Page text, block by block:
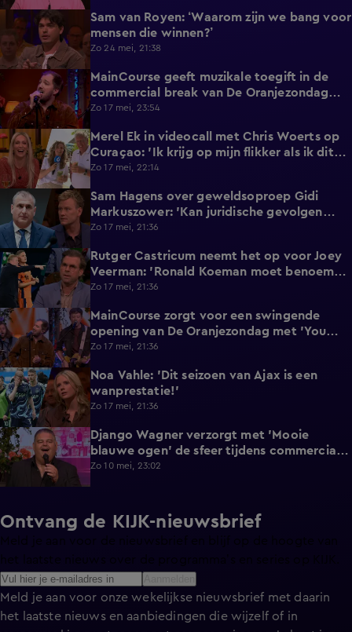
0:57
Sam van Royen: ‘Waarom zijn we bang voor
mensen die winnen?’
Zo 24 mei, 21:38
MainCourse geeft muzikale toegift in de
commercial break van De Oranjezondag
met 'Juliet'
Zo 17 mei, 23:54
3:19
Merel Ek in videocall met Chris Woerts op
Curaçao: 'Ik krijg op mijn flikker als ik dit
laat zien!'
Zo 17 mei, 22:14
8:40
Sam Hagens over geweldsoproep Gidi
Markuszower: 'Kan juridische gevolgen
hebben'
Zo 17 mei, 21:36
1:51
Rutger Castricum neemt het op voor Joey
Veerman: 'Ronald Koeman moet benoemen
wat het is!'
Zo 17 mei, 21:36
1:48
MainCourse zorgt voor een swingende
opening van De Oranjezondag met 'You
Win Again'
Zo 17 mei, 21:36
1:37
Noa Vahle: 'Dit seizoen van Ajax is een
wanprestatie!'
Zo 17 mei, 21:36
3:22
Django Wagner verzorgt met 'Mooie
blauwe ogen' de sfeer tijdens commercial
break van De Oranjezondag
Zo 10 mei, 23:02
Ontvang de KIJK-nieuwsbrief
Meld je aan voor onze wekelijkse nieuwsbrief met daarin
het laatste nieuws en aanbiedingen die wijzelf of in